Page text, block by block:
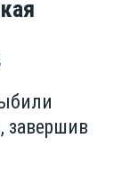
завершив